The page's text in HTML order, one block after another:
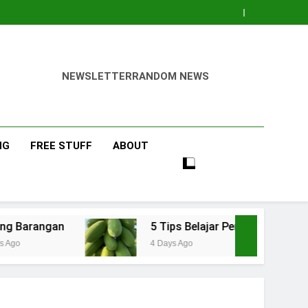
NEWSLETTERRANDOM NEWS
FREE STUFF ABOUT
5 Tips Belajar Pengetahuan Baru Bidang
4 Days Ago